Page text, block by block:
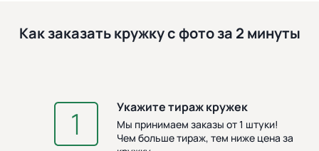
Как заказать кружку с фото за 2 минуты
Укажите тираж кружек
Мы принимаем заказы от 1 штуки!
Чем больше тираж, тем ниже цена за